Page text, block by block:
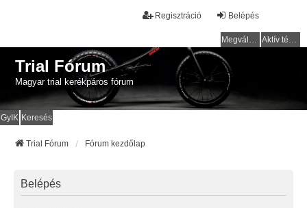
Belépés
Regisztráció
Megválaszolatlan témák Aktív témák
Trial Fórum
Magyar trial kerékpáros fórum
GyIK Keresés
Trial Fórum Fórum kezdőlap
Belépés